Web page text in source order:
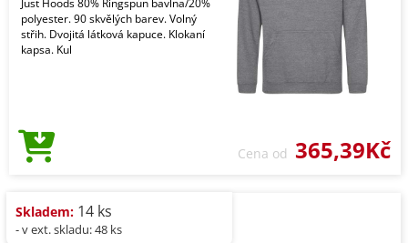
polyester. 90 skvělých barev. Volný
střih. Dvojitá látková kapuce. Klokaní
kapsa. Kul
Cena od 365,39Kč
Skladem: 14 ks
- v ext. skladu: 48 ks